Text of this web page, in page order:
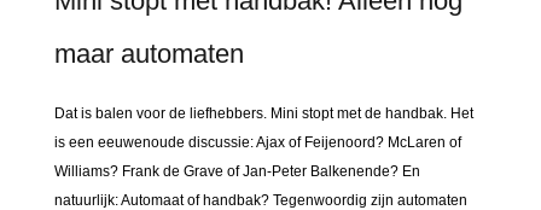
maar automaten
Dat is balen voor de liefhebbers. Mini stopt met de handbak. Het
is een eeuwenoude discussie: Ajax of Feijenoord? McLaren of
Williams? Frank de Grave of Jan-Peter Balkenende? En
natuurlijk: Automaat of handbak? Tegenwoordig zijn automaten